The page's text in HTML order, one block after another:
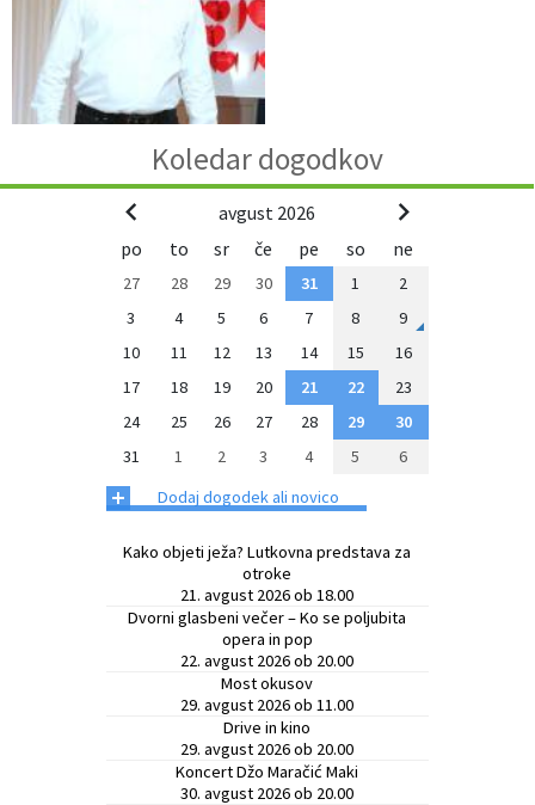
Koledar dogodkov
avgust 2026
po
to sr če pe so ne
27 28 29 30 31 1
2
3
4 5 6 7 8
9
10
11 12 13 14 15
16
17
18 19 20 21 22
23
24
25 26 27 28 29
30
31
1 2 3 4 5 6
+ Dodaj dogodek ali novico
Kako objeti ježa? Lutkovna predstava za
otroke
21. avgust 2026 ob 18.00
Dvorni glasbeni večer – Ko se poljubita
opera in pop
22. avgust 2026 ob 20.00
Most okusov
29. avgust 2026 ob 11.00
Drive in kino
29. avgust 2026 ob 20.00
Koncert Džo Maračić Maki
30. avgust 2026 ob 20.00